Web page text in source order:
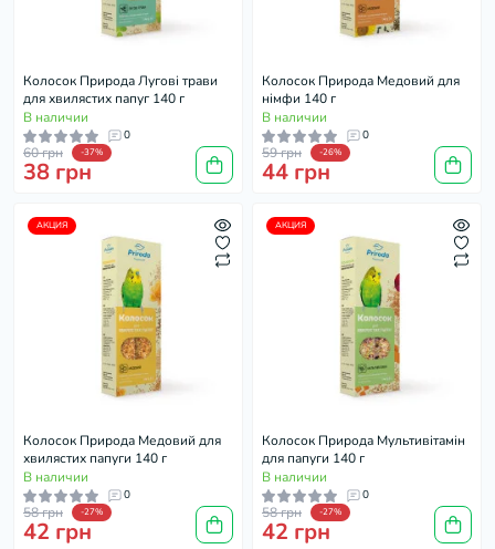
Колосок Природа Лугові трави
для хвилястих папуг 140 г
В наличии
0
60 грн -37%
38 грн
Колосок Природа Медовий для
німфи 140 г
В наличии
0
59 грн -26%
44 грн
АКЦИЯ
Колосок Природа Медовий для
хвилястих папуги 140 г
В наличии
0
58 грн -27%
42 грн
АКЦИЯ
Колосок Природа Мультивітамін
для папуги 140 г
В наличии
0
58 грн -27%
42 грн